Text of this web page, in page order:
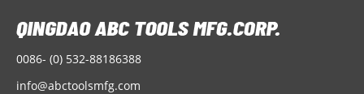
0086- (0) 532-88186388
info@abctoolsmfg.com